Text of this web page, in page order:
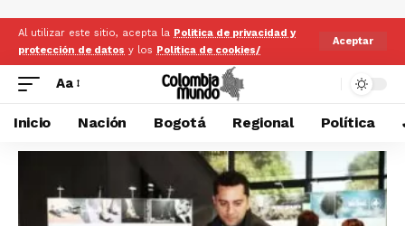
Al utilizar este sitio, acepta la Politica de privacidad y
protección de datos y los Politica de cookies/
Aceptar
Aa
Inicio Nación Bogotá Regional Política